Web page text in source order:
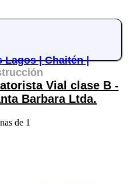
Lagos |Chaitén |
Vial clase B -
Barbara Ltda.
de 1